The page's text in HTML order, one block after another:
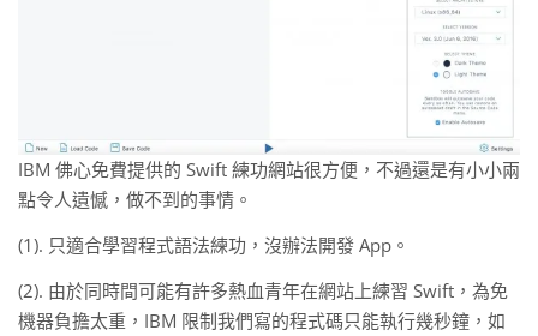
IBM 佛心免費提供的 Swift 練功網站很方便，不過還是有小小兩
點令人遺憾，做不到的事情。
(1). 只適合學習程式語法練功，沒辦法開發 App。
(2). 由於同時間可能有許多熱血青年在網站上練習 Swift，為免
機器負擔太重，IBM 限制我們寫的程式碼只能執行幾秒鐘，如